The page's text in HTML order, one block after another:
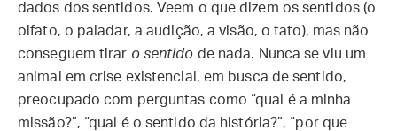
dados dos sentidos. Veem o que dizem os sentidos (o
olfato, o paladar, a audição, a visão, o tato), mas não
conseguem tirar o sentido de nada. Nunca se viu um
animal em crise existencial, em busca de sentido,
preocupado com perguntas como “qual é a minha
missão?”, “qual é o sentido da história?”, “por que